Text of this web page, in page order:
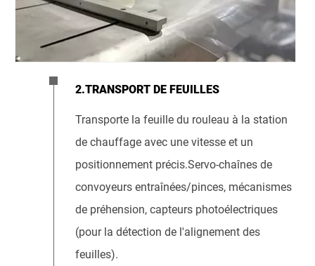
2.TRANSPORT DE FEUILLES
Transporte la feuille du rouleau à la station
de chauffage avec une vitesse et un
positionnement précis.Servo-chaînes de
convoyeurs entraînées/pinces, mécanismes
de préhension, capteurs photoélectriques
(pour la détection de l'alignement des
feuilles).